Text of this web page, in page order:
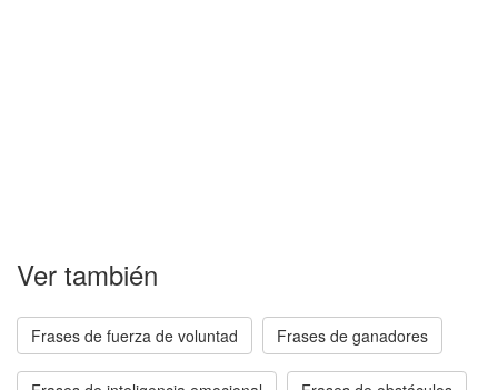
Ver también
Frases de fuerza de voluntad Frases de ganadores